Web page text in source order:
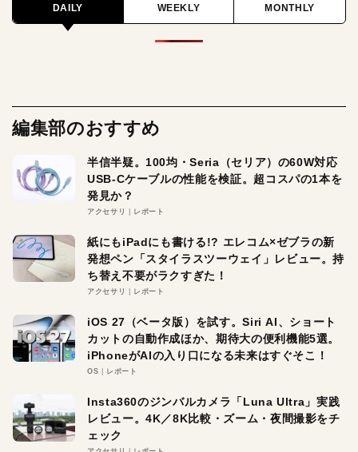
DAILY WEEKLY MONTHLY
編集部のおすすめ
半信半疑。100均・Seria（セリア）の60W対応
USB-Cケーブルの性能を検証。超コスパの1本を
発見か？
アクセサリ レポート
紙にもiPadにも書ける!? エレコム×ゼブラの新
発想ペン「スタイラスツーウェイ」レビュー。持
ち替え不要がラクすぎた！
アクセサリ レポート
iOS 27（ベータ版）を試す。Siri AI、ショート
カットの自動作成ほか、期待大の便利機能5選。
iPhoneがAIの入り口になる未来はすぐそこ！
OS レポート
Insta360のジンバルカメラ「Luna Ultra」実践
レビュー。4K／8K比較・ズーム・夜間撮影をチ
ェック